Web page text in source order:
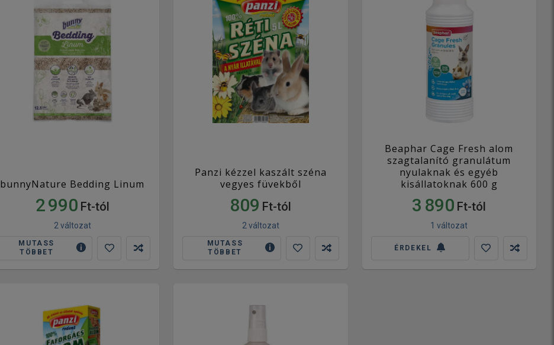
bunnyNature Bedding Linum
2 990 Ft-tól
2 változat
MUTASS
TÖBBET
Panzi kézzel kaszált széna
vegyes füvekből
809 Ft-tól
2 változat
MUTASS
TÖBBET
Beaphar Cage Fresh alom
szagtalanító granulátum
nyulaknak és egyéb
kisállatoknak 600 g
3 890 Ft-tól
1 változat
ÉRDEKEL